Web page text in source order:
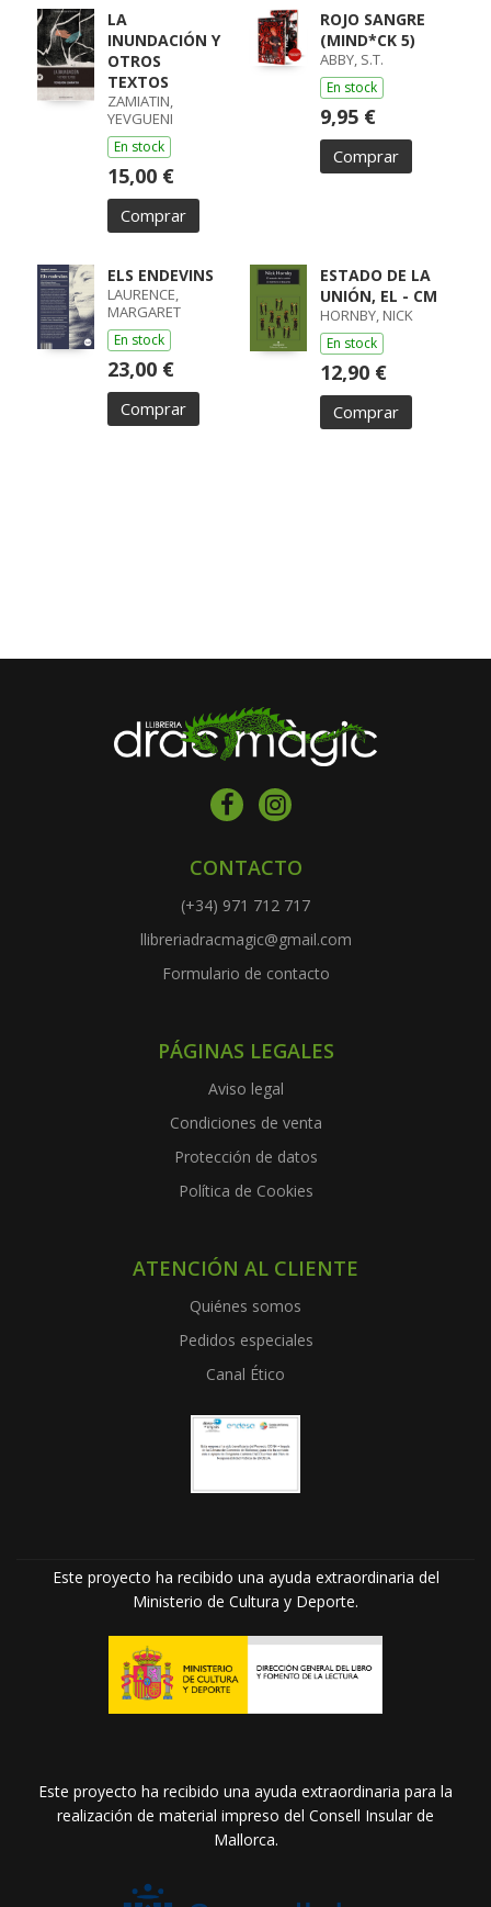
LA
INUNDACIÓN Y
OTROS
TEXTOS
ZAMIATIN,
YEVGUENI
En stock
15,00 €
Comprar
ROJO SANGRE
(MIND*CK 5)
ABBY, S.T.
En stock
9,95 €
Comprar
ELS ENDEVINS
LAURENCE,
MARGARET
En stock
23,00 €
Comprar
ESTADO DE LA
UNIÓN, EL - CM
HORNBY, NICK
En stock
12,90 €
Comprar
CONTACTO
(+34) 971 712 717
llibreriadracmagic@gmail.com
Formulario de contacto
PÁGINAS LEGALES
Aviso legal
Condiciones de venta
Protección de datos
Política de Cookies
ATENCIÓN AL CLIENTE
Quiénes somos
Pedidos especiales
Canal Ético
Este proyecto ha recibido una ayuda extraordinaria del
Ministerio de Cultura y Deporte.
Este proyecto ha recibido una ayuda extraordinaria para la
realización de material impreso del Consell Insular de
Mallorca.